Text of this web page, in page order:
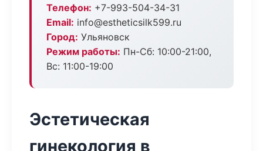
Телефон: +7-993-504-34-31
Email: info@estheticsilk599.ru
Город: Ульяновск
Режим работы: Пн-Сб: 10:00-21:00,
Вс: 11:00-19:00
Эстетическая
гинекология в